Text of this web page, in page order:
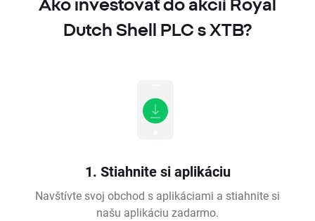
Ako investovať do akcií Royal
Dutch Shell PLC s XTB?
1. Stiahnite si aplikáciu
Navštívte svoj obchod s aplikáciami a stiahnite si
našu aplikáciu zadarmo.